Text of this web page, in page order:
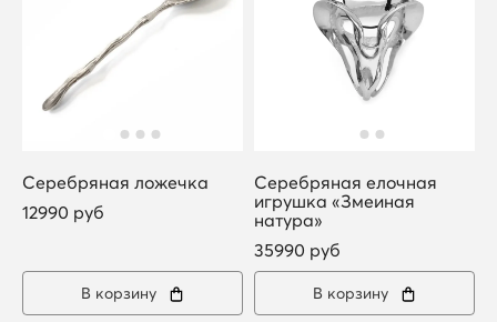
Серебряная ложечка
12990 руб
В корзину
Серебряная елочная
игрушка «Змеиная
натура»
35990 руб
В корзину